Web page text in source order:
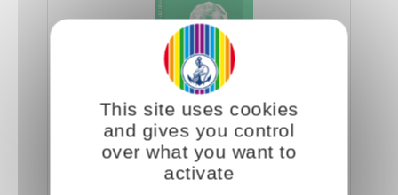
Nella Scienza Iniziatica leggere vuole dire
essere capaci di decifrare l’aspetto sottile e
nascosto delle creature e degli oggetti, nonché
14.00CHF
This site uses cookies
and gives you control
over what you want to
activate